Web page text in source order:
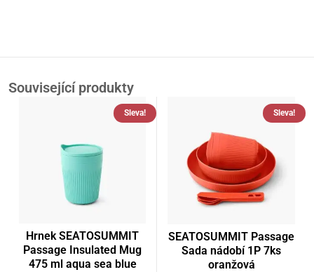
Související produkty
Sleva!
Hrnek SEATOSUMMIT
Passage Insulated Mug
475 ml aqua sea blue
Sleva!
SEATOSUMMIT Passage
Sada nádobí 1P 7ks
oranžová